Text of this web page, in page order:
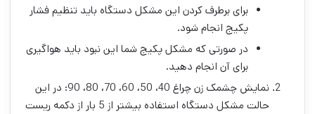
برای برطرف کردن این مشکل دستگاه باید تنظیم فشار
پکیج انجام شود.
در صورتی که مشکل پکیج شما این نبود باید هواگیری
برای آن انجام دهید.
نمایش چشمک زن چراغ 40، 50، 60، 70، 80، 90: در این
حالت مشکل دستگاه استفاده بیشتر از 5 بار از دکمه ریست